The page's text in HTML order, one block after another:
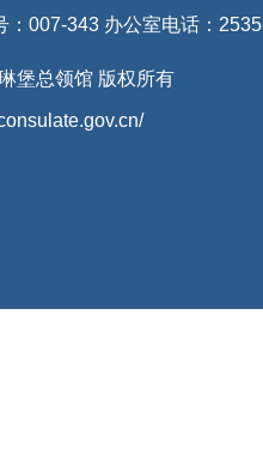
：007-343 办公室电话：
堡总领馆 版权所有